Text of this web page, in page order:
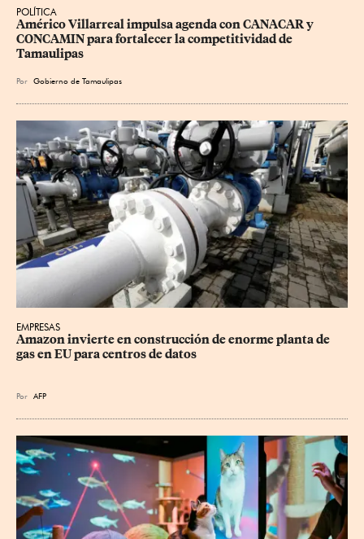
POLÍTICA
Américo Villarreal impulsa agenda con CANACAR y
CONCAMIN para fortalecer la competitividad de
Tamaulipas
Por Gobierno de Tamaulipas
EMPRESAS
Amazon invierte en construcción de enorme planta de
gas en EU para centros de datos
Por AFP